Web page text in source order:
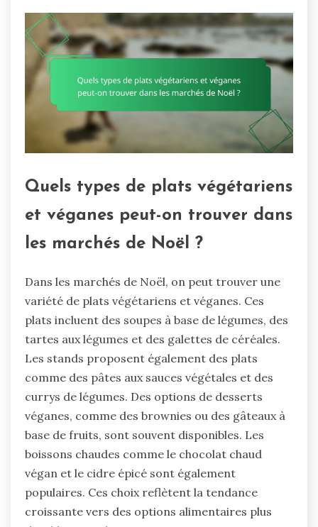
Quels types de plats végétariens
et véganes peut-on trouver dans
les marchés de Noël ?
Dans les marchés de Noël, on peut trouver une
variété de plats végétariens et véganes. Ces
plats incluent des soupes à base de légumes, des
tartes aux légumes et des galettes de céréales.
Les stands proposent également des plats
comme des pâtes aux sauces végétales et des
currys de légumes. Des options de desserts
véganes, comme des brownies ou des gâteaux à
base de fruits, sont souvent disponibles. Les
boissons chaudes comme le chocolat chaud
végan et le cidre épicé sont également
populaires. Ces choix reflètent la tendance
croissante vers des options alimentaires plus